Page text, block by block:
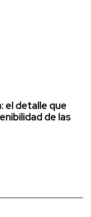
el detalle que
de las